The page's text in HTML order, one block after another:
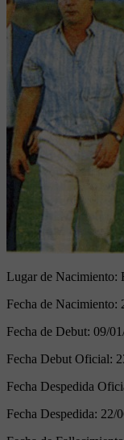
Lugar de Nacimiento:
Fecha de Nacimiento:
Fecha de Debut: 09/
Fecha Debut Oficial:
Fecha Despedida
Fecha Despedida: 22/